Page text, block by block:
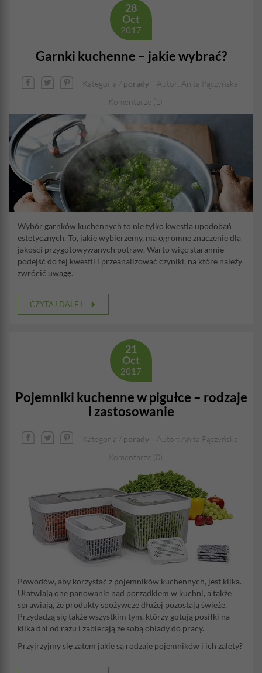
28
Oct
2017
Garnki kuchenne – jakie wybrać?
Kategoria / porady
Autor: Anita Pączyńska
Komentarze (1)
Wybór garnków kuchennych to nie tylko kwestia upodobań
estetycznych. To, jakie wybierzemy, ma ogromne znaczenie dla
jakości przygotowywanych potraw. Warto więc starannie
podejść do tej kwestii i przeanalizować czyniki, na które należy
zwrócić uwagę.
CZYTAJ DALEJ
21
Oct
2017
Pojemniki kuchenne w pigułce – rodzaje
i zastosowanie
Kategoria / porady
Autor: Anita Pączyńska
Komentarze (0)
Powodów, aby korzystać z pojemników kuchennych, jest kilka.
Ułatwiają one panowanie nad porządkiem w kuchni, a także
sprawiają, że produkty spożywcze dłużej pozostają świeże.
Przydadzą się także wszystkim tym, którzy gotują posiłki na
kilka dni od razu i zabierają ze sobą obiady do pracy.
Przyjrzyjmy się zatem jakie są rodzaje pojemników i ich zalety?